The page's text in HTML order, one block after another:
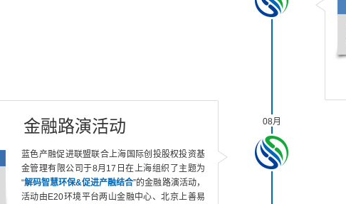
金融路演活动
蓝色产融促进联盟联合上海国际创投股权投资基
金管理有限公司于8月17日在上海组织了主题为
“解码智慧环保&促进产融结合”的金融路演活动，
活动由E20环境平台两山金融中心、北京上善易
08月